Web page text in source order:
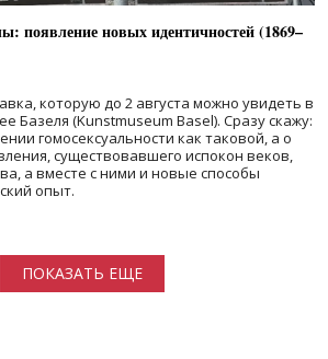
появление новых идентичностей (1869–
которую до 2 августа можно увидеть в
Базеля (Kunstmuseum Basel). Сразу скажу:
гомосексуальности как таковой, а о
существовавшего испокон веков,
а вместе с ними и новые способы
опыт.
ПОКАЗАТЬ ЕЩЕ